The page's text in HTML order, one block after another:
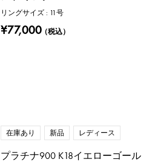
リングサイズ : 11号
¥77,000（税込）
在庫あり 新品 レディース
プラチナ900 K18イエローゴール